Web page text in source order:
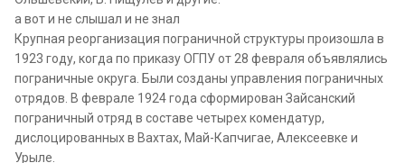
а вот и не слышал и не знал
Крупная реорганизация пограничной структуры произошла в
1923 году, когда по приказу ОГПУ от 28 февраля объявлялись
пограничные округа. Были созданы управления пограничных
отрядов. В феврале 1924 года сформирован Зайсанский
пограничный отряд в составе четырех комендатур,
дислоцированных в Вахтах, Май-Капчигае, Алексеевке и
Урыле.